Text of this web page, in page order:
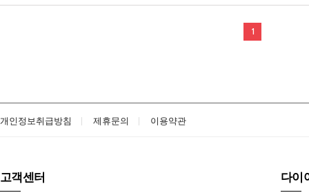
1
개인정보취급방침 제휴문의 이용약관
고객센터 다이